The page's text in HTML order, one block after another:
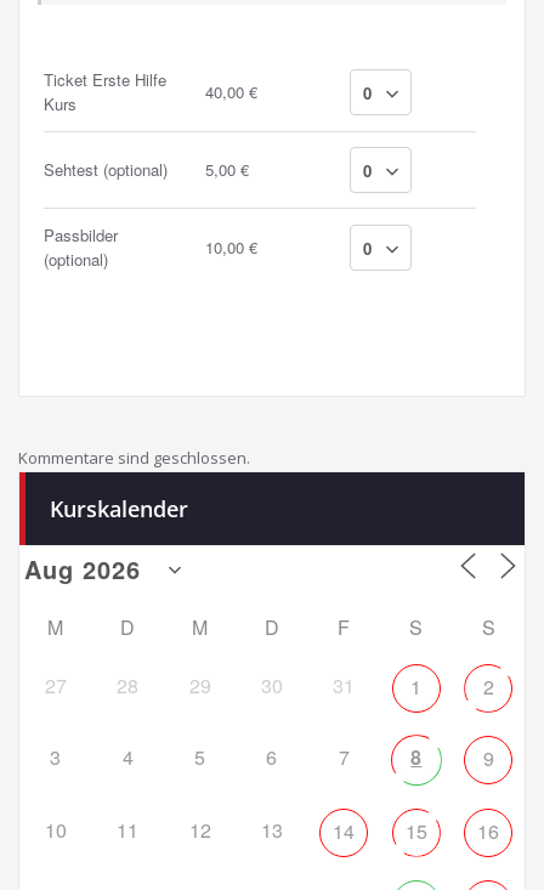
Ticket Erste Hilfe
Kurs
40,00 €
Sehtest (optional) 5,00 €
Passbilder
(optional)
10,00 €
Kommentare sind geschlossen.
Kurskalender
M D M D F S S
27 28 29 30 31 1 2
3 4 5 6 7 8 9
10 11 12 13 14 15 16